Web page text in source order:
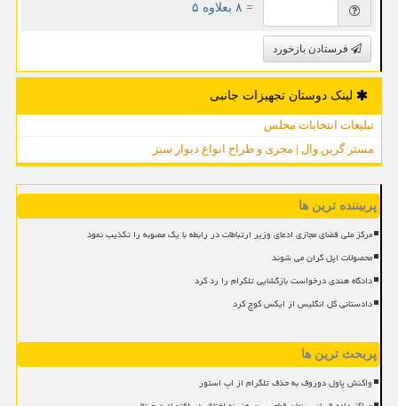
= ۸ بعلاوه ۵
فرستادن بازخورد
لینک دوستان تجهیزات جانبی
تبلیغات انتخابات مجلس
مستر گرین وال | مجری و طراح انواع دیوار سبز
پربیننده ترین ها
مرکز ملی فضای مجازی ادعای وزیر ارتباطات در رابطه با یک مصوبه را تکذیب نمود
محصولات اپل گران می شوند
دادگاه هندی درخواست بازگشایی تلگرام را رد کرد
دادستانی کل انگلیس از ایکس کوچ کرد
پربحث ترین ها
واکنش پاول دوروف به حذف تلگرام از اپ استور